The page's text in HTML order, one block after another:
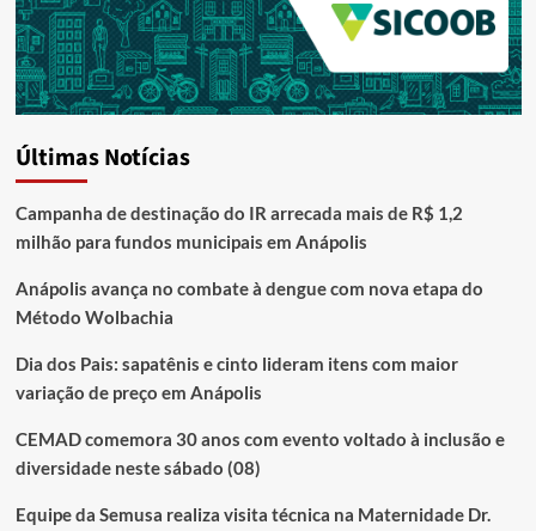
Últimas Notícias
Campanha de destinação do IR arrecada mais de R$ 1,2
milhão para fundos municipais em Anápolis
Anápolis avança no combate à dengue com nova etapa do
Método Wolbachia
Dia dos Pais: sapatênis e cinto lideram itens com maior
variação de preço em Anápolis
CEMAD comemora 30 anos com evento voltado à inclusão e
diversidade neste sábado (08)
Equipe da Semusa realiza visita técnica na Maternidade Dr.